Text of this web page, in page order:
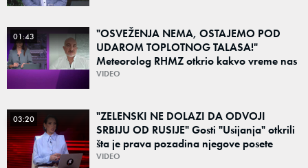
01:43
"OSVEŽENJA NEMA, OSTAJEMO POD
UDAROM TOPLOTNOG TALASA!"
Meteorolog RHMZ otkrio kakvo vreme nas
čeka do kraja avgusta
VIDEO
03:20
"ZELENSKI NE DOLAZI DA ODVOJI
SRBIJU OD RUSIJE" Gosti "Usijanja" otkrili
šta je prava pozadina njegove posete
Beogradu
VIDEO